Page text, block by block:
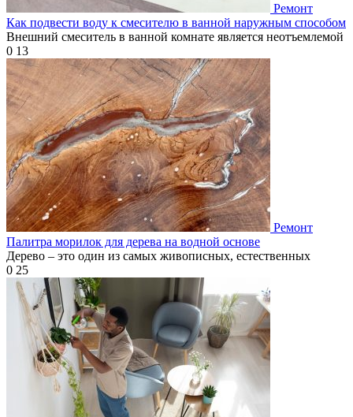
Ремонт
Как подвести воду к смесителю в ванной наружным способом
Внешний смеситель в ванной комнате является неотъемлемой
0 13
Ремонт
Палитра морилок для дерева на водной основе
Дерево – это один из самых живописных, естественных
0 25